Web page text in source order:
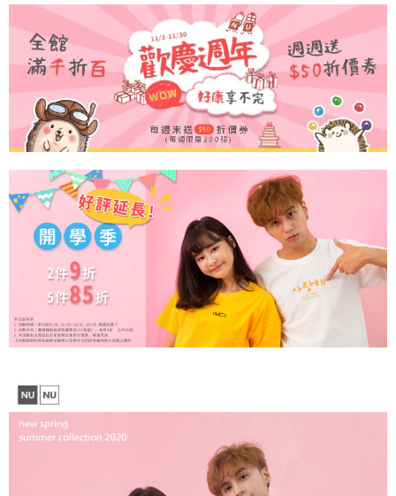
買賣價金債權讓與本公司後，依約使用本公司帳單繳交帳款。
2.基於同意付款使用「大哥付你分期」之契約關係目的，商店將以您的個人
資料（包含姓名、電話或地址）提供予台灣大哥大進項蒐集、處理及利用，
由本公司與您本人進行分期帳單所需資料之確認、核對及更正。
3.完整用戶服務條款，請詳閱以下連結：https://oppay.tw/userRule
購買商品的店家。未經商家同意取消之訂單仍視為有效，需透過AFTEE先享
※ 交易是否成功請以「AFTEE先享後付 」之結帳頁面顯示為準，若有關於
是否繳費成功／繳費後需取消欲退款等相關疑問，請聯繫「AFTEE先享後付
客戶支援中心」https://netprotections.freshdesk.com/support/home
【注意事項】
１．透過由恩沛科技股份有限公司提供之「AFTEE先享後付」服務完成之交
易，需依本服務之必要範圍內提供個人資料，並將交易相關給付款項請求債
權轉讓予恩沛科技股份有限公司。
https://aftee.tw/terms/#terms3
３．未成年的使用者請事先徵得法定代理人或監護人之同意方可使用
「AFTEE先享後付」，若未經同意申辦者引起之損失，本公司不負相關責
任。
４．使用「AFTEE先享後付」時，將依據個別帳號之用戶狀況，依本公司即
時審查核予不同之上限額度；若仍有額度不足之情形，本公司將視審查結果
請求用戶進行身份認證。
５．嚴禁一人註冊多個帳號或使用他人資訊註冊。若發現惡意使用之情形，
恩沛科技股份有限公司將有權停止該用戶之使用額度並採取法律行動。
每筆NT$65，滿NT$899(含以上)免運費
付款後7-11取貨
每筆NT$60，滿NT$899(含以上)免運費
宅配
每筆NT$65，滿NT$899(含以上)免運費